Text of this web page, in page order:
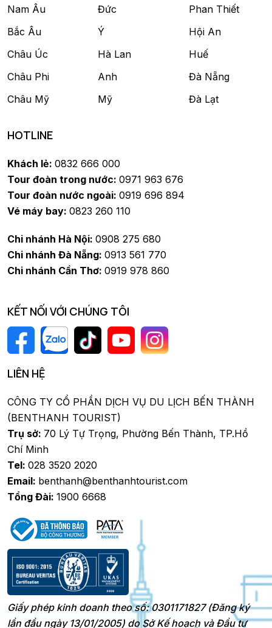
Nam Âu
Bắc Âu
Châu Úc
Châu Phi
Châu Mỹ
Đức
Ý
Hà Lan
Anh
Mỹ
Phan Thiết
Hội An
Huế
Đà Nẵng
Đà Lạt
HOTLINE
Khách lẻ: 0832 666 000
Tour đoàn trong nước: 0971 963 676
Tour đoàn nước ngoài: 0919 696 894
Vé máy bay: 0823 260 110
Chi nhánh Hà Nội: 0908 275 680
Chi nhánh Đà Nẵng: 0913 561 770
Chi nhánh Cần Thơ: 0919 978 860
KẾT NỐI VỚI CHÚNG TÔI
LIÊN HỆ
CÔNG TY CỔ PHẦN DỊCH VỤ DU LỊCH BẾN THÀNH
(BENTHANH TOURIST)
Trụ sở: 70 Lý Tự Trọng, Phường Bến Thành, TP.Hồ
Chí Minh
Tel: 028 3520 2020
Email: benthanh@benthanhtourist.com
Tổng Đài: 1900 6668
Giấy phép kinh doanh theo số: 0301171827 (Đăng ký
lần đầu ngày 13/01/2005) do Sở Kế hoạch và Đầu tư